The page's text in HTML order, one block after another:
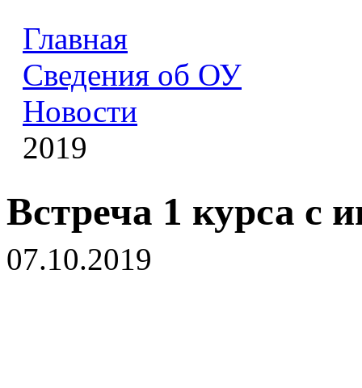
Главная
Сведения об ОУ
Новости
2019
Встреча 1 курса с
07.10.2019